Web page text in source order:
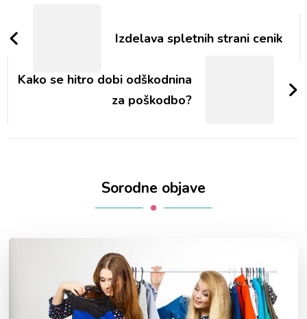
objav
Izdelava spletnih strani cenik
Kako se hitro dobi odškodnina
za poškodbo?
Sorodne objave